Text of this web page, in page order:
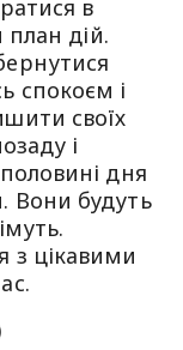
в
план дій.
спокоєм і
своїх
і
дня
Вони будуть
з цікавими